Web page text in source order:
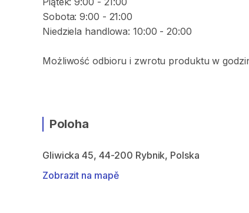
Sobota: 9:00 - 21:00
Niedziela handlowa: 10:00 - 20:00
Możliwość odbioru i zwrotu produktu w
Poloha
Gliwicka 45, 44-200 Rybnik, Polska
Zobrazit na mapě